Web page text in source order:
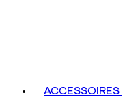
ACCESSOIRES